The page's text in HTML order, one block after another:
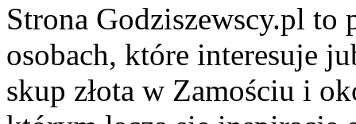
Strona Godziszewscy.pl to
osobach, które interesuje
skup złota w Zamościu i